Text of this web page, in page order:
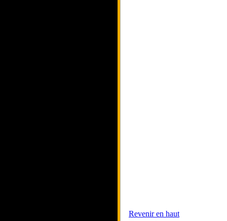
Revenir en haut